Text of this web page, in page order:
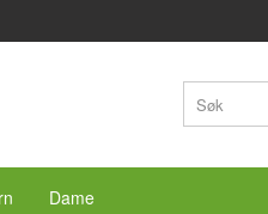
Dame